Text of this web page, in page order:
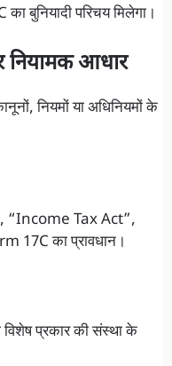
बुनियादी परिचय मिलेगा।
आधार
नियमों या अधिनियमों के
“Income Tax Act”,
17C का प्रावधान।
विशेष प्रकार की संस्था के